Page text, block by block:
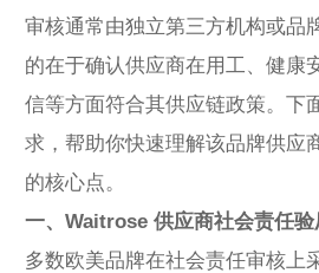
审核通常由独立第三方机构或品
的在于确认供应商在用工、健康
信等方面符合其供应链政策。下
求，帮助你快速理解该品牌供应
的核心点。
一、Waitrose 供应商社会责任验
多数欧美品牌在社会责任审核上